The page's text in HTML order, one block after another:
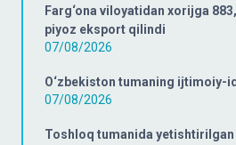
Farg‘ona viloyatidan xorijga
piyoz eksport qilindi
07/08/2026
O‘zbekiston tumaning ijtimoiy-
07/08/2026
Toshloq tumanida yetishtirilgan